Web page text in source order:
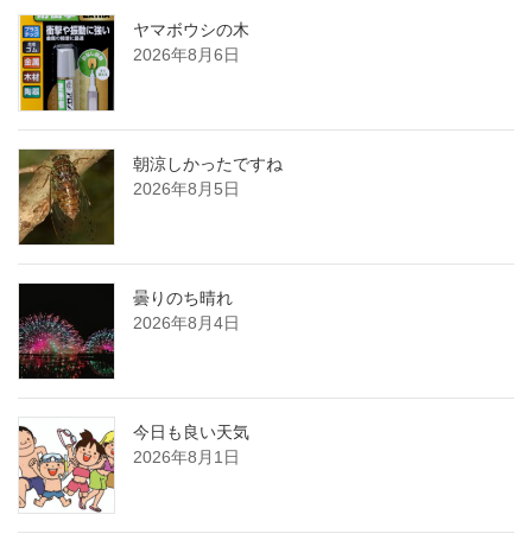
ヤマボウシの木
2026年8月6日
朝涼しかったですね
2026年8月5日
曇りのち晴れ
2026年8月4日
今日も良い天気
2026年8月1日